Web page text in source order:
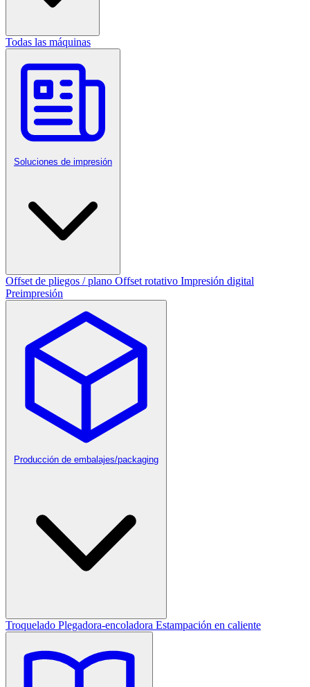
Todas las máquinas
Soluciones de impresión
Offset de pliegos / plano Offset rotativo Impresión digital
Preimpresión
Producción de embalajes/packaging
Troquelado Plegadora-encoladora Estampación en caliente